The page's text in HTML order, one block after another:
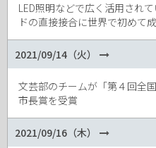
LED照明などで広く活用され
ドの直接接合に世界で初めて
2021/09/14（火）
文芸部のチームが「第４回全
市長賞を受賞
2021/09/16（木）